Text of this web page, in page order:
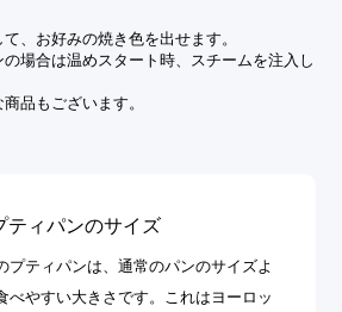
、お好みの焼き色を出せます。
場合は温めスタート時、スチームを注入し
品もございます。
ティパンのサイズ
プティパンは、通常のパンのサイズよ
べやすい大きさです。これはヨーロッ